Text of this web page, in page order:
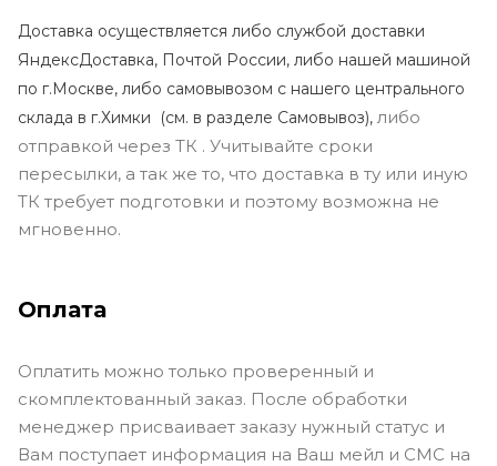
Доставка осуществляется либо службой доставки
ЯндексДоставка, Почтой России, либо нашей машиной
по г.Москве, либо самовывозом с нашего центрального
склада в г.Химки (см. в разделе Самовывоз), либо
отправкой через ТК . Учитывайте сроки
пересылки, а так же то, что доставка в ту или иную
ТК требует подготовки и поэтому возможна не
мгновенно.
Оплата
Оплатить можно только проверенный и
скомплектованный заказ. После обработки
менеджер присваивает заказу нужный статус и
Вам поступает информация на Ваш мейл и СМС на